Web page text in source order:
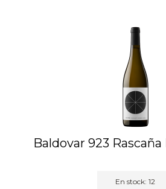
Baldovar 923
En stock: 12